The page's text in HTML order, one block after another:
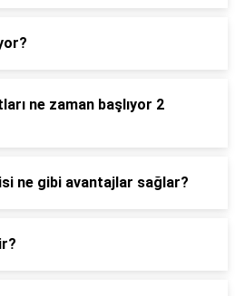
ne zaman başlıyor 2
ne gibi avantajlar sağlar?